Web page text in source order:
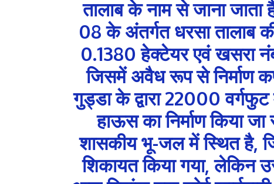
तालाब के नाम से जाना
08 के अंतर्गत धरसा तालाब
0.1380 हेक्टेयर एवं खसरा
जिसमें अवैध रूप से निर्माण
गुड्डा के द्वारा 22000
हाऊस का निर्माण किया
शासकीय भू-जल में स्थित है,
शिकायत किया गया, लेकिन